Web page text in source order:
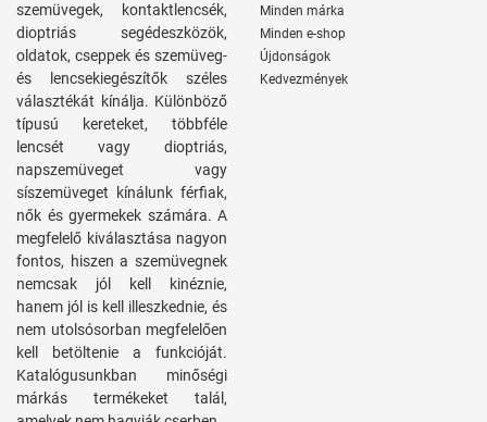
szemüvegek, kontaktlencsék,
dioptriás segédeszközök,
oldatok, cseppek és szemüveg-
és lencsekiegészítők széles
választékát kínálja. Különböző
típusú kereteket, többféle
lencsét vagy dioptriás,
napszemüveget vagy
síszemüveget kínálunk férfiak,
nők és gyermekek számára. A
megfelelő kiválasztása nagyon
fontos, hiszen a szemüvegnek
nemcsak jól kell kinéznie,
hanem jól is kell illeszkednie, és
nem utolsósorban megfelelően
kell betöltenie a funkcióját.
Katalógusunkban minőségi
márkás termékeket talál,
Minden márka
Minden e-shop
Újdonságok
Kedvezmények